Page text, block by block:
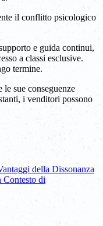
il conflitto psicologico
e guida continui,
a classi esclusive.
termine.
sue conseguenze
i venditori possono
della Dissonanza
Contesto di